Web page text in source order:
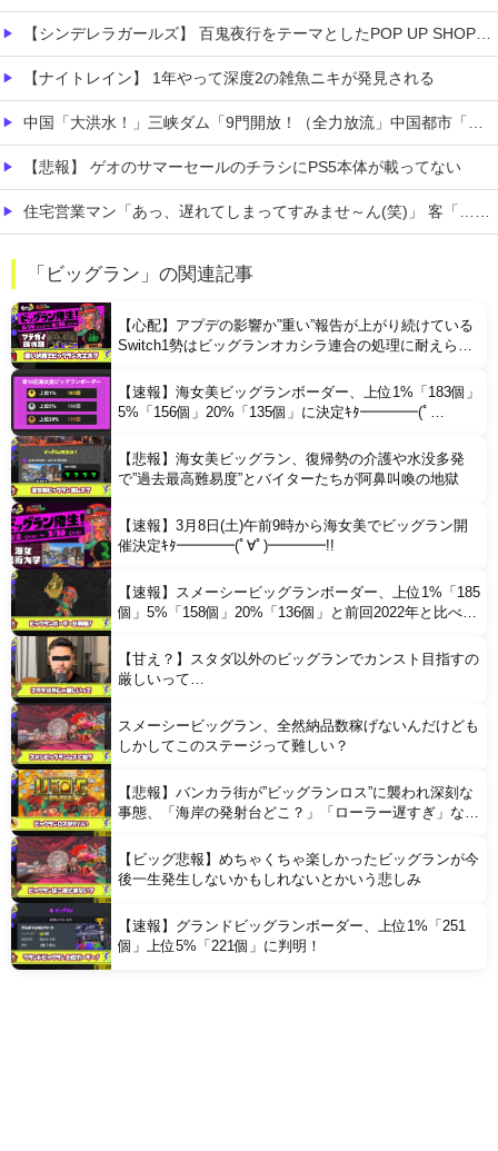
【シンデレラガールズ】 百鬼夜行をテーマとしたPOP UP SHOPが東京・大阪にて開催
【ナイトレイン】 1年やって深度2の雑魚ニキが発見される
中国「大洪水！」三峡ダム「9門開放！（全力放流」中国都市「三峡沿線の道路水没」中国政府「高速道路封鎖！」中国ダム「緊急放流に合わせて開門（土砂崩れ発生」→
【悲報】 ゲオのサマーセールのチラシにPS5本体が載ってない
住宅営業マン「あっ、遅れてしまってすみませ～ん(笑)」 客「…今日、契約日ですよね？」→こうなるｗｗｗ
【画像】 新人声優、いきなりドエ●チｗｗｗｗｗｗｗｗｗ
Powered by livedoor 相互RSS
「ビッグラン」の関連記事
【心配】アプデの影響か”重い”報告が上がり続けている
Switch1勢はビッグランオカシラ連合の処理に耐えられ
【速報】海女美ビッグランボーダー、上位1%「183個」
5%「156個」20%「135個」に決定ｷﾀ━━━━(ﾟ
【悲報】海女美ビッグラン、復帰勢の介護や水没多発
で”過去最高難易度”とバイターたちが阿鼻叫喚の地獄
【速報】3月8日(土)午前9時から海女美でビッグラン開
催決定ｷﾀ━━━━(ﾟ∀ﾟ)━━━━!!
【速報】スメーシービッグランボーダー、上位1%「185
個」5%「158個」20%「136個」と前回2022年と比べて
【甘え？】スタダ以外のビッグランでカンスト目指すの
厳しいって…
スメーシービッグラン、全然納品数稼げないんだけども
しかしてこのステージって難しい？
【悲報】バンカラ街が”ビッグランロス”に襲われ深刻な
事態、「海岸の発射台どこ？」「ローラー遅すぎ」など
【ビッグ悲報】めちゃくちゃ楽しかったビッグランが今
後一生発生しないかもしれないとかいう悲しみ
【速報】グランドビッグランボーダー、上位1%「251
個」上位5%「221個」に判明！